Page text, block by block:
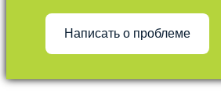
Написать о проблеме